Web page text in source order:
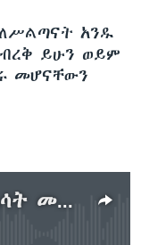
አንዱ
ይሁን ወይም
መሆናቸውን
የፎርት መክመሪውን ሰደድ እሳት መቋቋም አልተቻለም